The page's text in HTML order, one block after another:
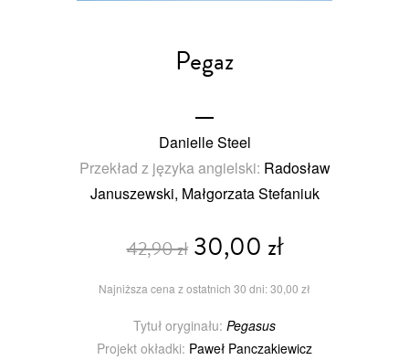
Pegaz
Danielle Steel
Przekład z języka angielski: Radosław
Januszewski, Małgorzata Stefaniuk
42,90 zł30,00 zł
Najniższa cena z ostatnich 30 dni: 30,00 zł
Tytuł oryginału: Pegasus
Projekt okładki: Paweł Panczakiewicz